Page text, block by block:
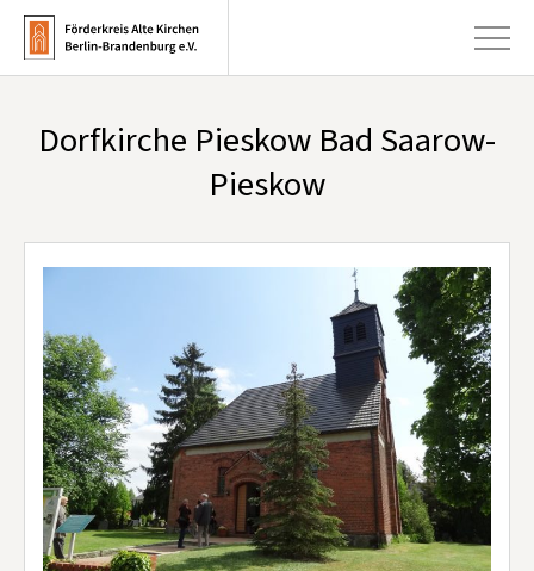
Infobrief abonnieren
Kontakt aufnehmen
Publikationen +
Kunst & Kultur +
Förderung & Spenden +
Über uns +
Dorfkirche Pieskow Bad Saarow-
Pieskow